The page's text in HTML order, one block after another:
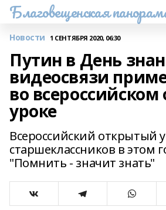
Благовещенская
Новости 1 СЕНТЯБРЯ 2020, 06:30
Путин в День
видеосвязи
во
уроке
Всероссийский открытый
старшеклассников в этом
"Помнить - значит знать"